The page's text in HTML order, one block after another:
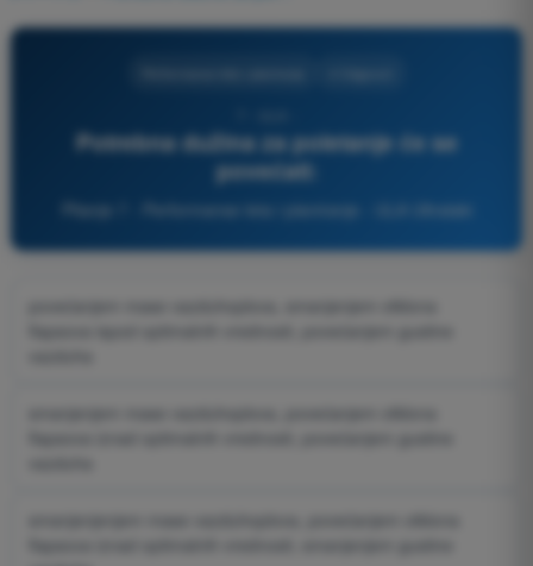
Potrebna dužina za poletanje će se
povećati: